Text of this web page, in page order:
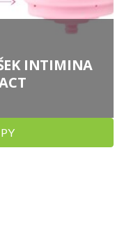
INTIMINA